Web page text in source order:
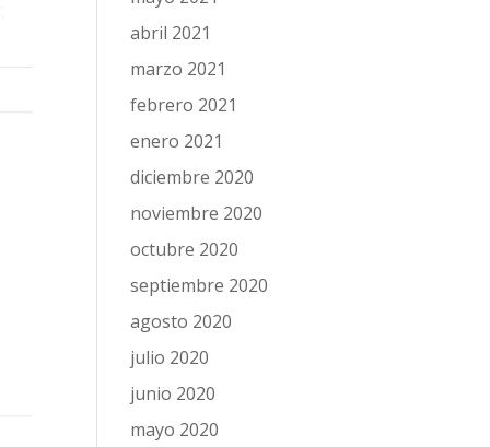
abril 2021
marzo 2021
febrero 2021
enero 2021
diciembre 2020
noviembre 2020
octubre 2020
septiembre 2020
agosto 2020
julio 2020
junio 2020
mayo 2020